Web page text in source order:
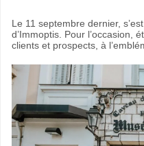
Le 11 septembre dernier,
d’Immoptis. Pour l’occasion,
clients et prospects, à